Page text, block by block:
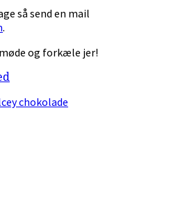
så send en mail
.
og forkæle jer!
chokolade